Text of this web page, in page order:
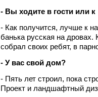
- Вы ходите в гости или к
- Как получится, лучше к
банька русская на
собрал своих ребят, в
- У вас свой дом?
- Пять лет строил, пока
Проект и ландшафтный